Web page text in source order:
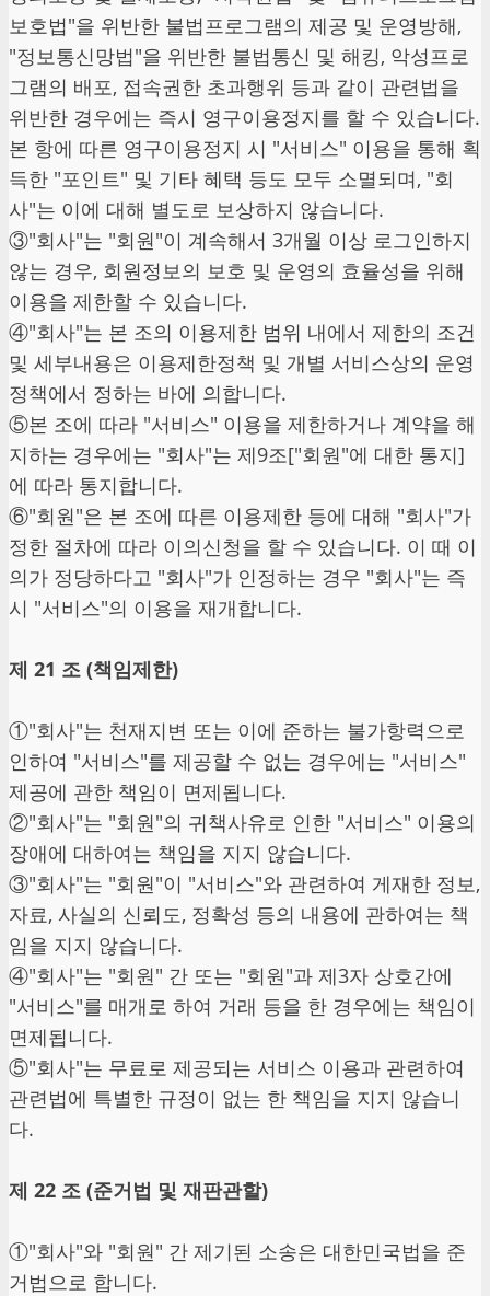
보호법"을 위반한 불법프로그램의 제공 및 운영방해,
"정보통신망법"을 위반한 불법통신 및 해킹, 악성프로
그램의 배포, 접속권한 초과행위 등과 같이 관련법을
위반한 경우에는 즉시 영구이용정지를 할 수 있습니다.
본 항에 따른 영구이용정지 시 "서비스" 이용을 통해 획
득한 "포인트" 및 기타 혜택 등도 모두 소멸되며, "회
사"는 이에 대해 별도로 보상하지 않습니다.
③"회사"는 "회원"이 계속해서 3개월 이상 로그인하지
않는 경우, 회원정보의 보호 및 운영의 효율성을 위해
이용을 제한할 수 있습니다.
④"회사"는 본 조의 이용제한 범위 내에서 제한의 조건
및 세부내용은 이용제한정책 및 개별 서비스상의 운영
정책에서 정하는 바에 의합니다.
⑤본 조에 따라 "서비스" 이용을 제한하거나 계약을 해
지하는 경우에는 "회사"는 제9조["회원"에 대한 통지]
에 따라 통지합니다.
⑥"회원"은 본 조에 따른 이용제한 등에 대해 "회사"가
정한 절차에 따라 이의신청을 할 수 있습니다. 이 때 이
의가 정당하다고 "회사"가 인정하는 경우 "회사"는 즉
시 "서비스"의 이용을 재개합니다.
제 21 조 (책임제한)
①"회사"는 천재지변 또는 이에 준하는 불가항력으로
인하여 "서비스"를 제공할 수 없는 경우에는 "서비스"
제공에 관한 책임이 면제됩니다.
②"회사"는 "회원"의 귀책사유로 인한 "서비스" 이용의
장애에 대하여는 책임을 지지 않습니다.
③"회사"는 "회원"이 "서비스"와 관련하여 게재한 정보,
자료, 사실의 신뢰도, 정확성 등의 내용에 관하여는 책
임을 지지 않습니다.
④"회사"는 "회원" 간 또는 "회원"과 제3자 상호간에
"서비스"를 매개로 하여 거래 등을 한 경우에는 책임이
면제됩니다.
⑤"회사"는 무료로 제공되는 서비스 이용과 관련하여
관련법에 특별한 규정이 없는 한 책임을 지지 않습니
다.
제 22 조 (준거법 및 재판관할)
①"회사"와 "회원" 간 제기된 소송은 대한민국법을 준
거법으로 합니다.